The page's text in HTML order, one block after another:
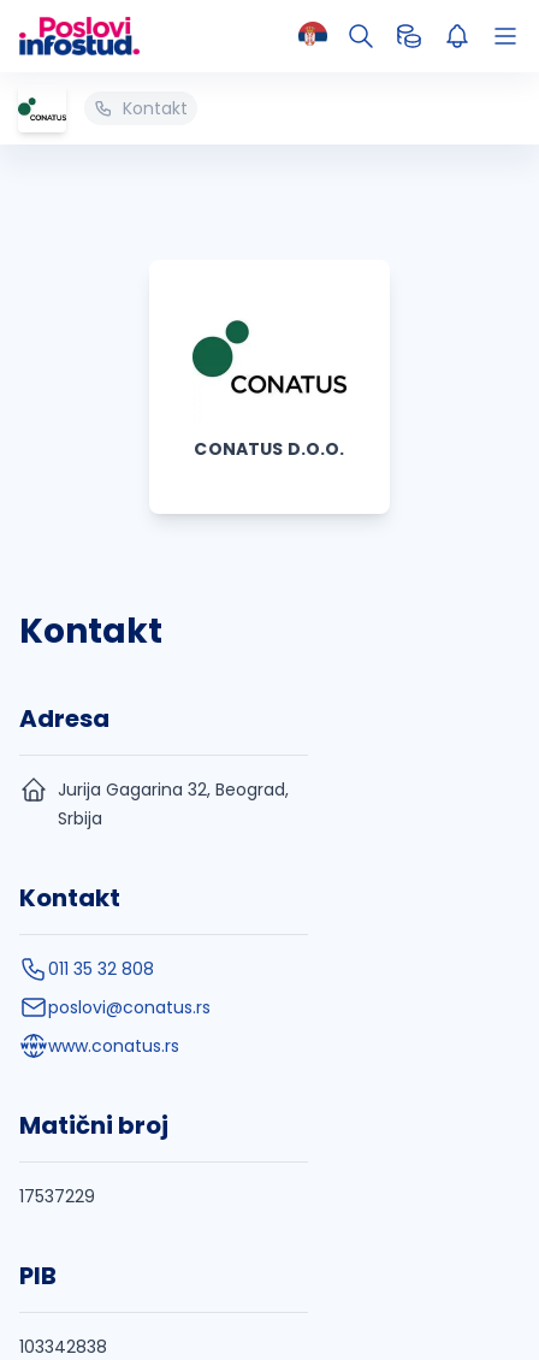
Kontakt
CONATUS D.O.O.
Kontakt
Adresa
Jurija Gagarina 32, Beograd,
Srbija
Kontakt
011 35 32 808
poslovi@conatus.rs
www.conatus.rs
Matični broj
17537229
PIB
103342838